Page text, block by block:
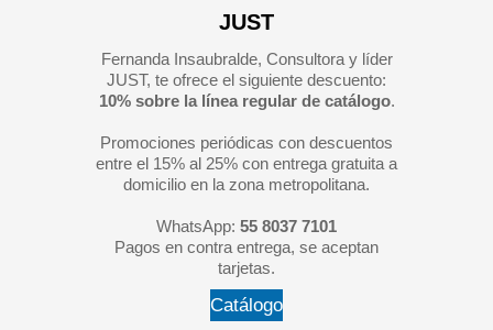
JUST
Fernanda Insaubralde, Consultora y líder
JUST, te ofrece el siguiente descuento:
10% sobre la línea regular de catálogo.
Promociones periódicas con descuentos
entre el 15% al 25% con entrega gratuita a
domicilio en la zona metropolitana.
WhatsApp: 55 8037 7101
Pagos en contra entrega, se aceptan
tarjetas.
Catálogo